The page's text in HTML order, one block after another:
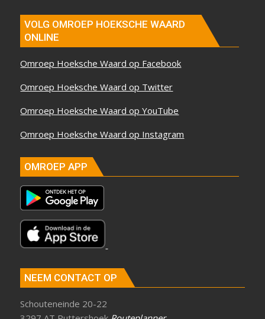
VOLG OMROEP HOEKSCHE WAARD
ONLINE
Omroep Hoeksche Waard op Facebook
Omroep Hoeksche Waard op Twitter
Omroep Hoeksche Waard op YouTube
Omroep Hoeksche Waard op Instagram
OMROEP APP
NEEM CONTACT OP
Schouteneinde 20-22